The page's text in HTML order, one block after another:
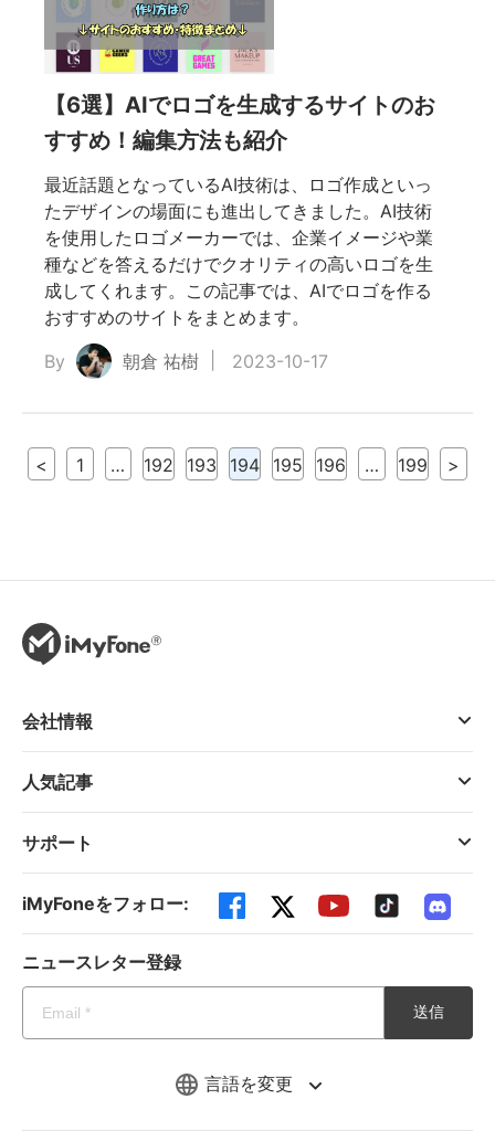
【6選】AIでロゴを生成するサイトのお
すすめ！編集方法も紹介
最近話題となっているAI技術は、ロゴ作成といっ
たデザインの場面にも進出してきました。AI技術
を使用したロゴメーカーでは、企業イメージや業
種などを答えるだけでクオリティの高いロゴを生
成してくれます。この記事では、AIでロゴを作る
おすすめのサイトをまとめます。
By
朝倉 祐樹 2023-10-17
< 1 … 192 193 194 195 196 … 199 >
言語を変更
会社情報
人気記事
サポート
iMyFoneをフォロー:
ニュースレター登録
送信